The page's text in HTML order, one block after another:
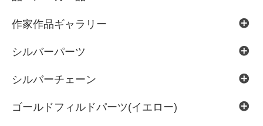
作家作品ギャラリー
シルバーパーツ
シルバーチェーン
ゴールドフィルドパーツ(イエロー)